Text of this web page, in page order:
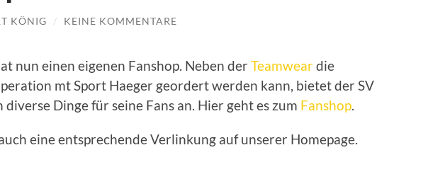
KÖNIG / KEINE KOMMENTARE
nun einen eigenen Fanshop. Neben der Teamweardie
mt Sport Haeger geordert werden kann, bietet der SV
diverse Dinge für seine Fans an. Hier geht es zum Fanshop
eine entsprechende Verlinkung auf unserer Homepage.